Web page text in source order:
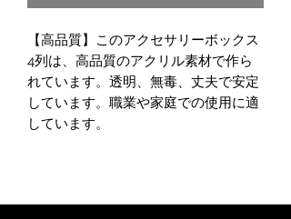
【高品質】このアクセサリーボックス
4列は、高品質のアクリル素材で作ら
れています。透明、無毒、丈夫で安定
しています。職業や家庭での使用に適
しています。